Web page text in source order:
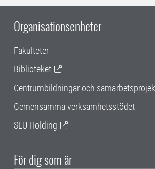
Organisationsenheter
Fakulteter
Biblioteket
Centrumbildningar och
Gemensamma verksamhetsstödet
SLU Holding
För dig som är